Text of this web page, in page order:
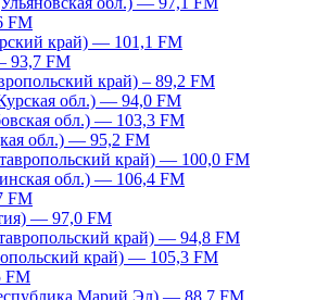
FM
край) — 101,1 FM
93,7 FM
край) – 89,2 FM
обл.) — 94,0 FM
обл.) — 103,3 FM
обл.) — 95,2 FM
край) — 100,0 FM
обл.) — 106,4 FM
FM
— 97,0 FM
край) — 94,8 FM
край) — 105,3 FM
FM
Марий Эл) — 88,7 FM